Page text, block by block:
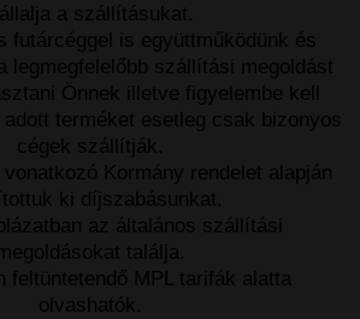
a szállításukat.
futárcéggel is együttműködünk és
legmegfelelőbb szállítási megoldást
Önnek illetve figyelembe kell
terméket esetleg csak bizonyos
cégek szállítják.
Kormány rendelet alapján
ki díjszabásunkat.
az általános szállítási
megoldásokat találja.
feltüntetendő MPL tarifák alatta
olvashatók.